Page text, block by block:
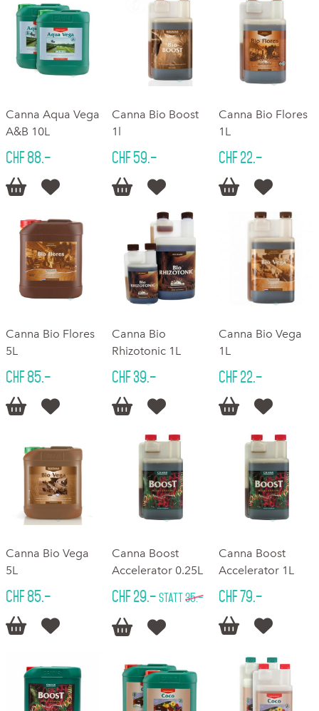
Canna Aqua Vega
A&B 10L
CHF 88.–
 
Canna Bio Boost
1l
CHF 59.–
 
Canna Bio Flores
1L
CHF 22.–
 
Canna Bio Flores
5L
CHF 85.–
 
Canna Bio
Rhizotonic 1L
CHF 39.–
 
Canna Bio Vega
1L
CHF 22.–
 
Canna Bio Vega
5L
CHF 85.–
 
Canna Boost
Accelerator 0.25L
CHF 29.–statt35.–
 
Canna Boost
Accelerator 1L
CHF 79.–
 